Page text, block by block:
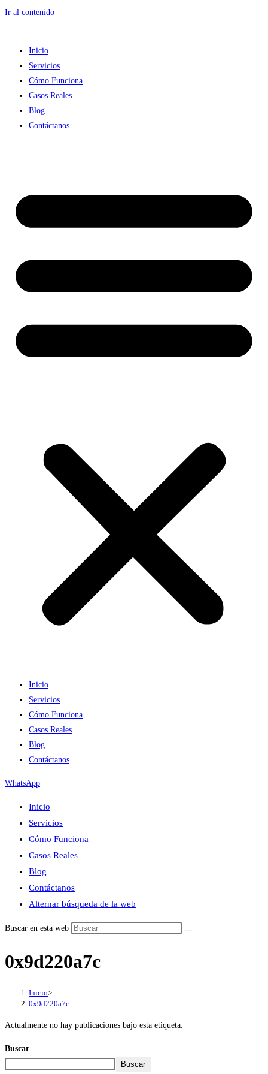
Ir al contenido
Inicio
Servicios
Cómo Funciona
Casos Reales
Blog
Contáctanos
Inicio
Servicios
Cómo Funciona
Casos Reales
Blog
Contáctanos
WhatsApp
Inicio
Servicios
Cómo Funciona
Casos Reales
Blog
Contáctanos
Alternar búsqueda de la web
Buscar en esta web
0x9d220a7c
Inicio>
0x9d220a7c
Actualmente no hay publicaciones bajo esta etiqueta.
Buscar
Buscar